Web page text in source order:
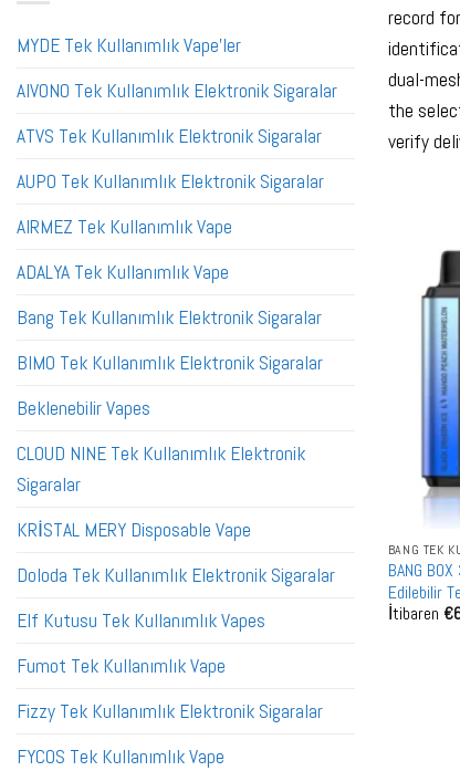
MYDE Tek Kullanımlık Vape'ler
AIVONO Tek Kullanımlık Elektronik Sigaralar
ATVS Tek Kullanımlık Elektronik Sigaralar
AUPO Tek Kullanımlık Elektronik Sigaralar
AIRMEZ Tek Kullanımlık Vape
ADALYA Tek Kullanımlık Vape
Bang Tek Kullanımlık Elektronik Sigaralar
BIMO Tek Kullanımlık Elektronik Sigaralar
Beklenebilir Vapes
CLOUD NINE Tek Kullanımlık Elektronik
Sigaralar
KRİSTAL MERY Disposable Vape
Doloda Tek Kullanımlık Elektronik Sigaralar
Elf Kutusu Tek Kullanımlık Vapes
Fumot Tek Kullanımlık Vape
Fizzy Tek Kullanımlık Elektronik Sigaralar
FYCOS Tek Kullanımlık Vape
record
dual-
the
verify
BANG TEK
BANG
Edilebilir
İtibaren €